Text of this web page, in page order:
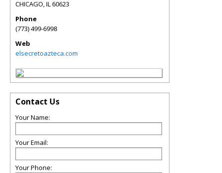
CHICAGO,IL60623
Phone
(773) 499-6998
Web
elsecretoazteca.com
Contact Us
Your Name:
Your Email:
Your Phone: